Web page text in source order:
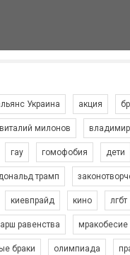
Украина акция
виталий милонов владимир
гау гомофобия дети
трамп
киевпрайд кино лгбт
равенства мракобесие
браки олимпиада